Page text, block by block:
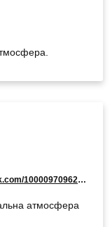
Тепла атмосфера.
https://www.facebook.com/100009709620808
атмосфера